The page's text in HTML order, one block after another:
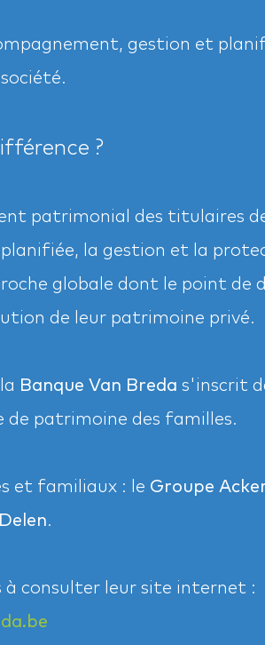
gestion et
?
patrimonial des titulaires
la gestion et la
globale dont le point de
de leur patrimoine privé.
Banque Van Breda s'inscrit
patrimoine des familles.
et familiaux : le Groupe
Delen.
à consulter leur site internet :